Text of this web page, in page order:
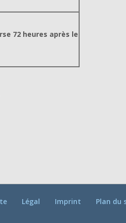
72 heures après le
Légal Imprint Plan du